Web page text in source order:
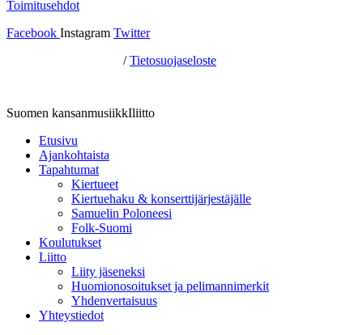
Toimitusehdot
Facebook Instagram Twitter
/Tietosuojaseloste
Suomen kansanmusiikkIliitto
Etusivu
Ajankohtaista
Tapahtumat
Kiertueet
Kiertuehaku & konserttijärjestäjälle
Samuelin Poloneesi
Folk-Suomi
Koulutukset
Liitto
Liity jäseneksi
Huomionosoitukset ja pelimannimerkit
Yhdenvertaisuus
Yhteystiedot